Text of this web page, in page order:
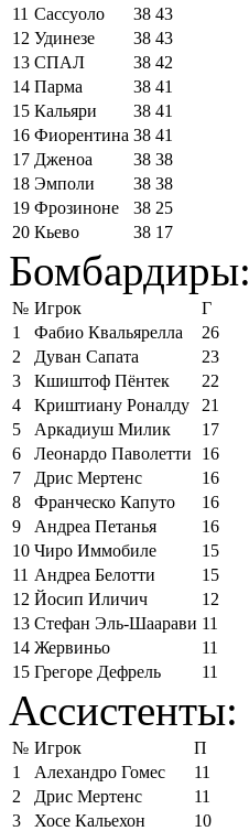
11 Сассуоло 38 43
12 Удинезе 38 43
13 СПАЛ 38 42
14 Парма 38 41
15 Кальяри 38 41
16 Фиорентина 38 41
17 Дженоа 38 38
18 Эмполи 38 38
19 Фрозиноне 38 25
20 Кьево 38 17
Бомбардиры:
№ Игрок
Г
1
Фабио Квальярелла
26
2
Дуван Сапата
23
3
Кшиштоф Пёнтек
22
4
Криштиану Роналду
21
5
Аркадиуш Милик
17
6
Леонардо Паволетти
16
7
Дрис Мертенс
16
8
Франческо Капуто
16
9
Андреа Петанья
16
10 Чиро Иммобиле
15
11 Андреа Белотти
15
12 Йосип Иличич
12
13 Стефан Эль-Шаарави 11
14 Жервиньо
11
15 Грегоре Дефрель 11
Ассистенты:
№ Игрок
П
1
Алехандро Гомес
11
2
Дрис Мертенс
11
3
Хосе Кальехон
10